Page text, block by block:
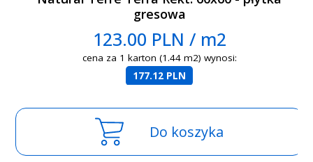
gresowa
123.00 PLN / m2
cena za 1 karton (1.44 m2) wynosi:
177.12 PLN
Do koszyka